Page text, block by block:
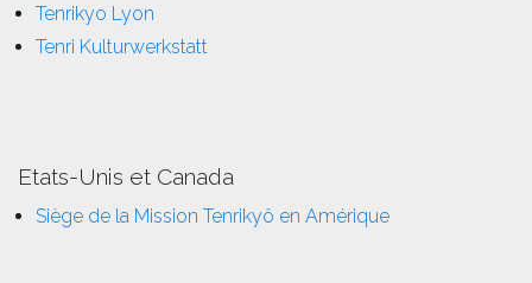
Tenrikyo Lyon
Tenri Kulturwerkstatt
Etats-Unis et Canada
Siège de la Mission Tenrikyô en Amérique